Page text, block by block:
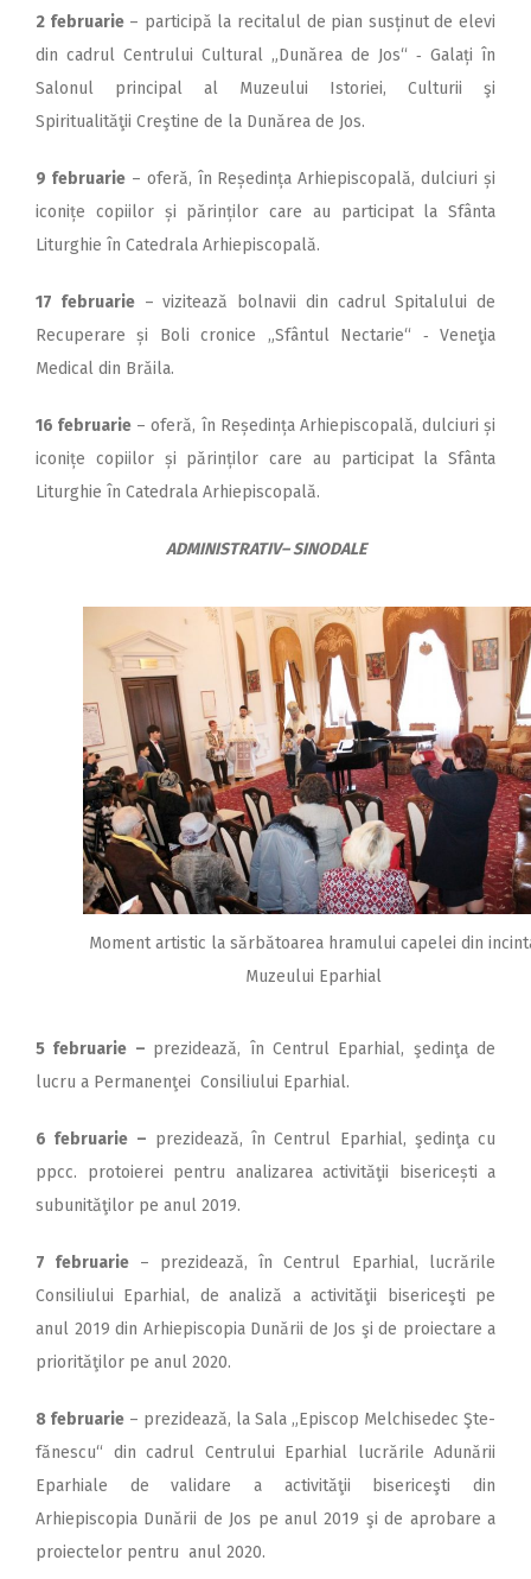
2 februarie– participă la recitalul de pian susținut de elevi
din cadrul Centrului Cultural „Dunărea de Jos“ ‑ Galați în
Salonul principal al Muzeului Istoriei, Culturii şi
Spiritualităţii Creştine de la Dunărea de Jos.
9 februarie– oferă, în Re­ședința Arhiepiscopală, dulciuri și
iconițe copiilor și părinților care au participat la Sfânta
Liturghie în Catedrala Arhiepiscopală.
17 februarie– vizitează bolnavii din cadrul Spitalului de
Recuperare și Boli cronice „Sfântul Nectarie“ ‑ Veneţia
Medical din Brăila.
16 februarie – oferă, în Reșe­dința Arhiepiscopală, dulciuri și
iconițe copiilor și părinților care au participat la Sfânta
Liturghie în Catedrala Arhiepiscopală.
ADMINISTRATIV– SINODALE
Moment artistic la sărbătoarea hramului capelei din
Muzeului Eparhial
5 februarie – prezidează, în Centrul Eparhial, şedinţa de
lucru a Permanenţei Consiliului Eparhial.
6 februarie – prezidează, în Centrul Eparhial, şedinţa cu
ppcc. protoierei pentru analizarea activităţii bisericești a
subunităţilor pe anul 2019.
7 februarie – prezidează, în Centrul Eparhial, lucrările
Consiliului Eparhial, de analiză a activităţii bisericeşti pe
anul 2019 din Arhiepiscopia Dunării de Jos şi de proiectare a
priorităţilor pe anul 2020.
8 februarie – prezidează, la Sala „Episcop Melchisedec Şte­
fănescu“ din cadrul Centrului Eparhial lucrările Adunării
Epar­hiale de validare a activităţii bisericeşti din
Arhiepiscopia Dunării de Jos pe anul 2019 şi de aprobare a
proiectelor pentru anul 2020.